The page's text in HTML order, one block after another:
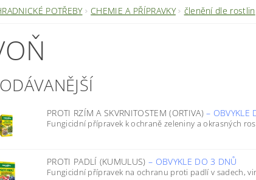
POTŘEBY CHEMIE A PŘÍPRAVKY členění dle rostlin
PROTI RZÍM A SKVRNITOSTEM (ORTIVA)– OBVYKLE
Fungicidní přípravek k ochraně zeleniny a okrasných
PROTI PADLÍ (KUMULUS) – OBVYKLE DO 3 DNŮ
Fungicidní přípravek na ochranu proti padlí v sadech,